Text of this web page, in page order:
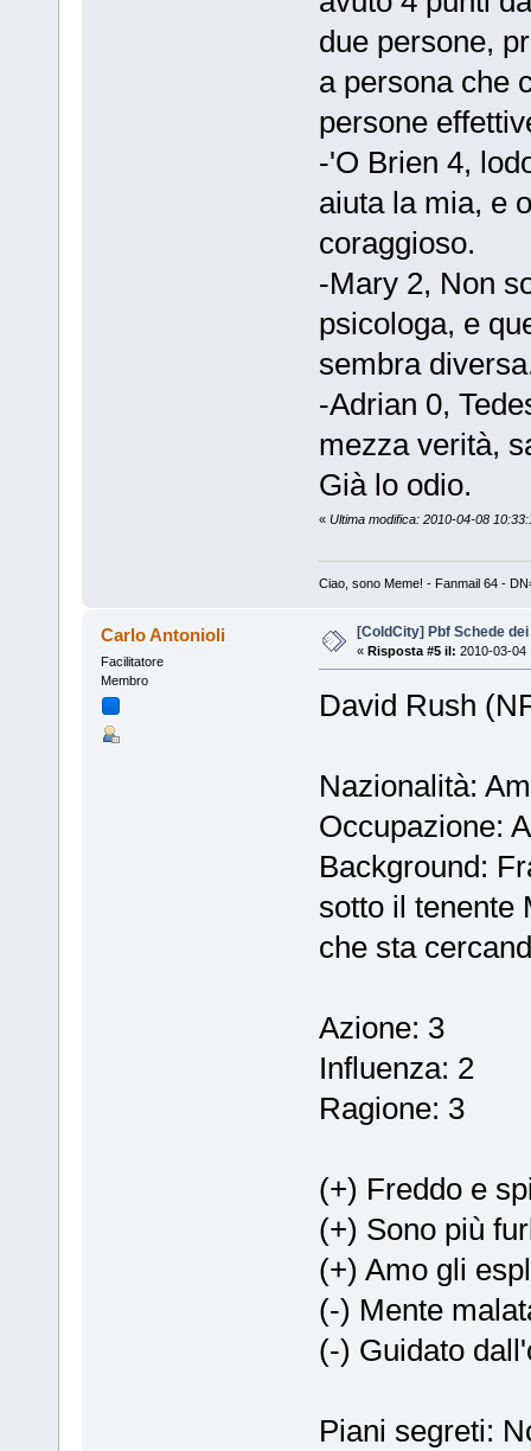
due persone,
a persona che
persone
-'O Brien 4,
aiuta la mia, e
coraggioso.
-Mary 2, Non
psicologa, e
sembra
-Adrian 0,
mezza verità,
Già lo odio.
« Ultima modifica: 2010-04-08
Ciao, sono Meme! - Fanmail 64 -
Carlo Antonioli
Facilitatore
Membro
[ColdCity] Pbf Schede
« Risposta #5 il: 2010-03-04
David Rush
Nazionalità:
Occupazione:
Background:
sotto il tenente
che sta
Azione: 3
Influenza: 2
Ragione: 3
(+) Freddo e
(+) Sono più
(+) Amo gli
(-) Mente
(-) Guidato
Piani segreti: